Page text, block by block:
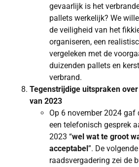
gevaarlijk is het
pallets werkelijk? We
de veiligheid van het
organiseren, een
vergeleken met de
duizenden pallets en
verbrand.
Tegenstrijdige uitspraken
van 2023
Op 6 november 2024 gaf
een telefonisch gesprek
2023 “wel wat te groot
acceptabel ”. De
raadsvergadering zei de